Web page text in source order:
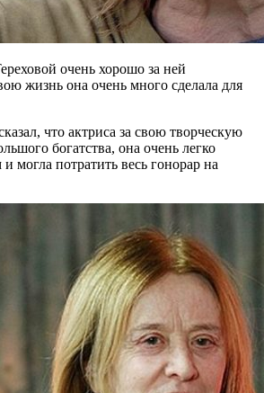
очень хорошо за ней
жизнь она очень много сделала для
что актриса за свою творческую
богатства, она очень легко
могла потратить весь гонорар на